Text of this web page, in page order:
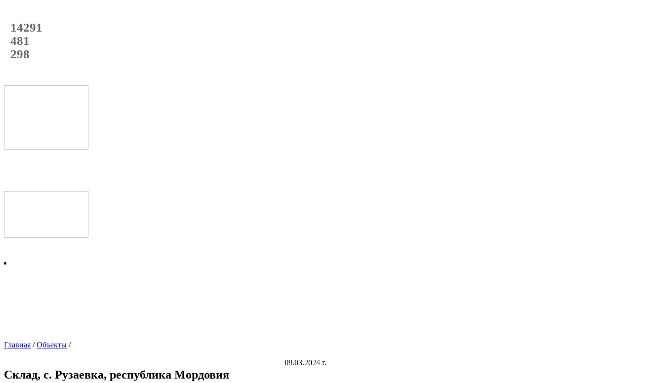
14291
с начала года
481
с начала месяца
298
с начала недели
Главная /Объекты /
Склад, с. Рузаевка, республика Мордовия
09.03.2024 г.